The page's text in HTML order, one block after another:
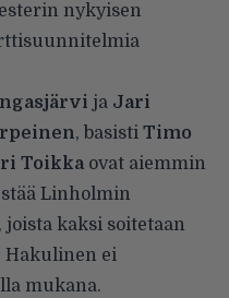
nykyisen
ja Jari
, basisti Timo
Toikkaovat aiemmin
Linholmin
kaksi soitetaan
Hakulinen ei
mukana.